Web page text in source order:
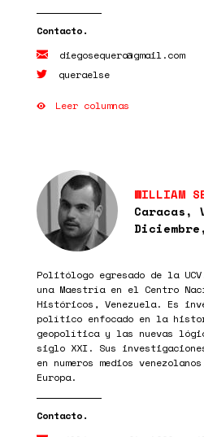
diegosequera@gmail.com
queraelse
Leer columnas
WILLIAM
Caracas,
Politólogo egresado de la
una Maestría en el Centro
Históricos, Venezuela. Es
político enfocado en la
geopolítica y las nuevas
siglo XXI. Sus
en numeros medios
Europa.